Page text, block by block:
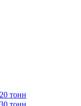
тонн
тонн